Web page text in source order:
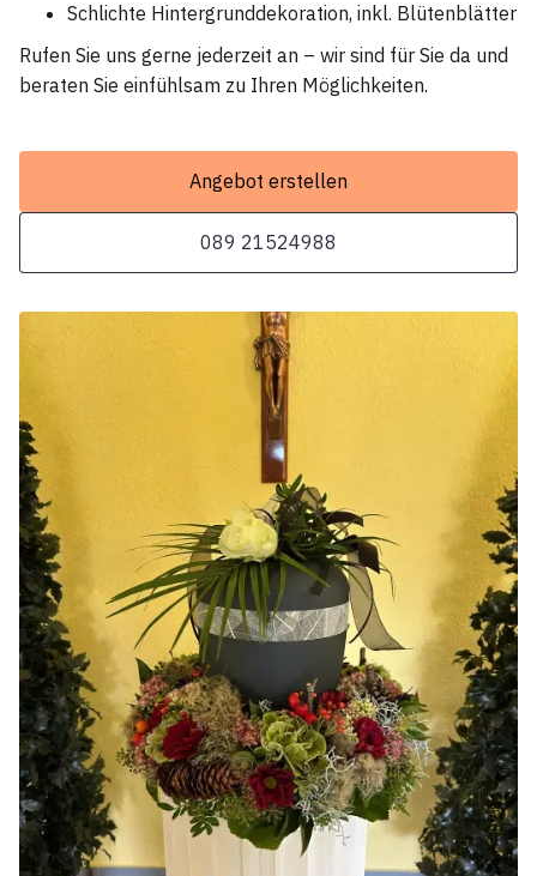
Schlichte Hintergrunddekoration, inkl. Blütenblätter
Rufen Sie uns gerne jederzeit an – wir sind für Sie da und
beraten Sie einfühlsam zu Ihren Möglichkeiten.
Angebot erstellen
089 21524988